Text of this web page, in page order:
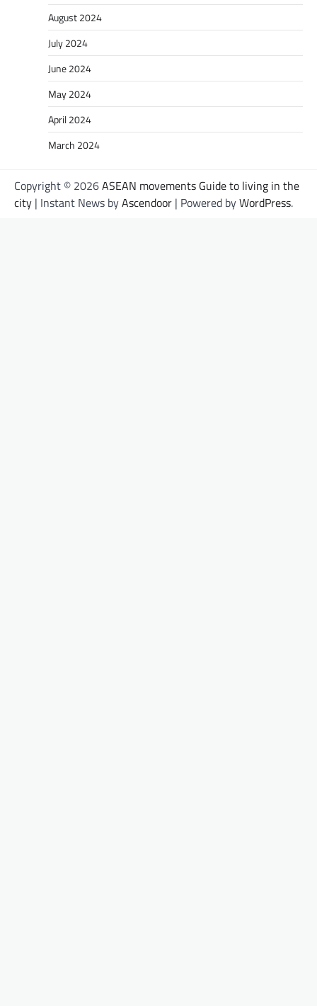
August 2024
July 2024
June 2024
May 2024
April 2024
March 2024
Copyright © 2026ASEAN movements Guide to living in the
city | Instant News byAscendoor | Powered byWordPress.